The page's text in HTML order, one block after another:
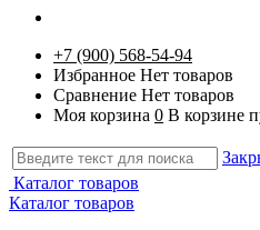
+7 (900) 568-54-94
Избранное Нет товаров
Сравнение Нет товаров
Моя корзина 0 В корзине
Каталог товаров
Каталог товаров